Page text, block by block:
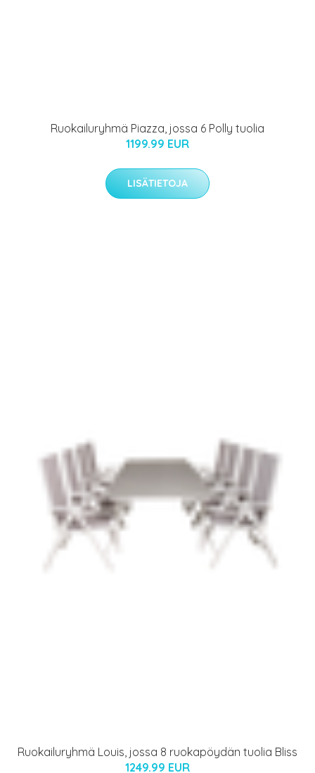
Ruokailuryhmä Piazza, jossa 6 Polly tuolia
1199.99 EUR
LISÄTIETOJA
Ruokailuryhmä Louis, jossa 8 ruokapöydän tuolia Bliss
1249.99 EUR